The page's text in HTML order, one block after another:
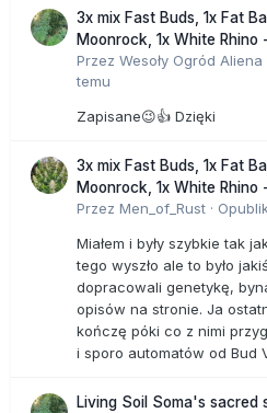
3x mix Fast Buds, 1x Fat
Moonrock, 1x White Rhino
Przez Wesoły Ogród Aliena
temu
Zapisane😉👍 Dzięki
3x mix Fast Buds, 1x Fat
Moonrock, 1x White Rhino
Przez Men_of_Rust ·
Miałem i były szybkie tak
tego wyszło ale to było
dopracowali genetykę,
opisów na stronie. Ja
kończę póki co z nimi
i sporo automatów od Bud
Living Soil Soma's sacred